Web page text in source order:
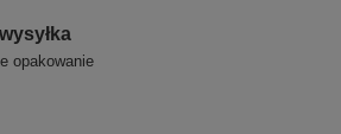
opakowanie